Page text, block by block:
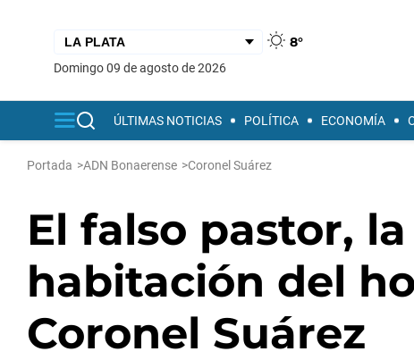
8°
domingo 09 de agosto de 2026
ÚLTIMAS NOTICIAS POLÍTICA ECONOMÍA
Portada >ADN Bonaerense >Coronel Suárez
El falso pastor,
habitación del
Coronel Suárez